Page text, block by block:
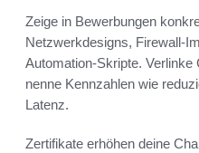
Zeige in Bewerbungen
Netzwerkdesigns, Firewall-
Automation-Skripte.
nenne Kennzahlen wie
Latenz.
Zertifikate erhöhen deine